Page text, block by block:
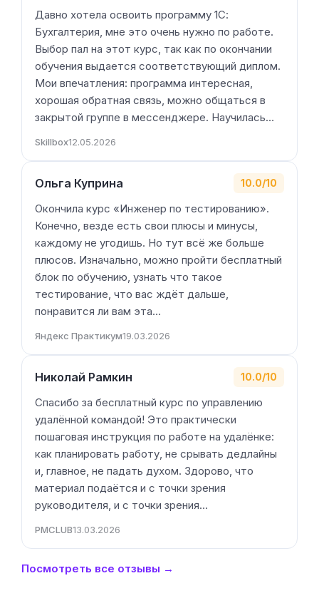
Давно хотела освоить программу 1С:
Бухгалтерия, мне это очень нужно по работе.
Выбор пал на этот курс, так как по окончании
обучения выдается соответствующий диплом.
Мои впечатления: программа интересная,
хорошая обратная связь, можно общаться в
закрытой группе в мессенджере. Научилась…
Skillbox12.05.2026
Ольга Куприна 10.0/10
Окончила курс «Инженер по тестированию».
Конечно, везде есть свои плюсы и минусы,
каждому не угодишь. Но тут всё же больше
плюсов. Изначально, можно пройти бесплатный
блок по обучению, узнать что такое
тестирование, что вас ждёт дальше,
понравится ли вам эта…
Яндекс Практикум19.03.2026
Николай Рамкин 10.0/10
Спасибо за бесплатный курс по управлению
удалённой командой! Это практически
пошаговая инструкция по работе на удалёнке:
как планировать работу, не срывать дедлайны
и, главное, не падать духом. Здорово, что
материал подаётся и с точки зрения
руководителя, и с точки зрения…
PMCLUB13.03.2026
Посмотреть все отзывы →